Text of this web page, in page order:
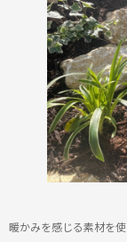
暖かみを感じる素材を